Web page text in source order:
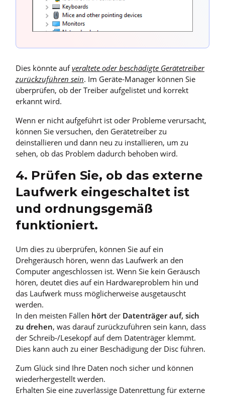
Dies könnte aufveraltete oder beschädigte Gerätetreiber
zurückzuführen sein. Im Geräte-Manager können Sie
überprüfen, ob der Treiber aufgelistet und korrekt
erkannt wird.
Wenn er nicht aufgeführt ist oder Probleme verursacht,
können Sie versuchen, den Gerätetreiber zu
deinstallieren und dann neu zu installieren, um zu
sehen, ob das Problem dadurch behoben wird.
4. Prüfen Sie, ob das externe
Laufwerk eingeschaltet ist
und ordnungsgemäß
funktioniert.
Um dies zu überprüfen, können Sie auf ein
Drehgeräusch hören, wenn das Laufwerk an den
Computer angeschlossen ist. Wenn Sie kein Geräusch
hören, deutet dies auf ein Hardwareproblem hin und
das Laufwerk muss möglicherweise ausgetauscht
werden.
In den meisten Fällen hört der Datenträger auf, sich
zu drehen, was darauf zurückzuführen sein kann, dass
der Schreib-/Lesekopf auf dem Datenträger klemmt.
Dies kann auch zu einer Beschädigung der Disc führen.
Zum Glück sind Ihre Daten noch sicher und können
wiederhergestellt werden.
Erhalten Sie eine zuverlässige Datenrettung für externe